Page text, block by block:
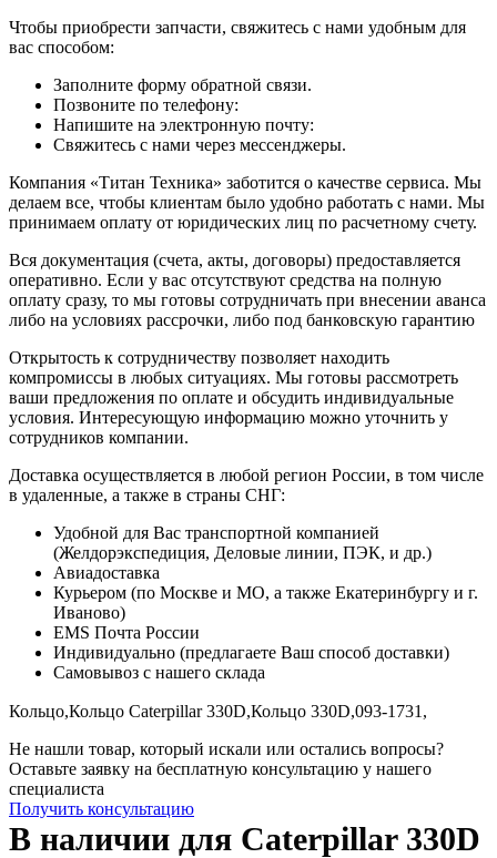
Чтобы приобрести запчасти, свяжитесь с нами удобным для
вас способом:
Заполните форму обратной связи.
Позвоните по телефону:
Напишите на электронную почту:
Свяжитесь с нами через мессенджеры.
Компания «Титан Техника» заботится о качестве сервиса. Мы
делаем все, чтобы клиентам было удобно работать с нами. Мы
принимаем оплату от юридических лиц по расчетному счету.
Вся документация (счета, акты, договоры) предоставляется
оперативно. Если у вас отсутствуют средства на полную
оплату сразу, то мы готовы сотрудничать при внесении аванса
либо на условиях рассрочки, либо под банковскую гарантию
Открытость к сотрудничеству позволяет находить
компромиссы в любых ситуациях. Мы готовы рассмотреть
ваши предложения по оплате и обсудить индивидуальные
условия. Интересующую информацию можно уточнить у
сотрудников компании.
Доставка осуществляется в любой регион России, в том числе
в удаленные, а также в страны СНГ:
Удобной для Вас транспортной компанией
(Желдорэкспедиция, Деловые линии, ПЭК, и др.)
Авиадоставка
Курьером (по Москве и МО, а также Екатеринбургу и г.
Иваново)
EMS Почта России
Индивидуально (предлагаете Ваш способ доставки)
Самовывоз с нашего склада
Кольцо,Кольцо Caterpillar 330D,Кольцо 330D,093-1731,
Не нашли товар, который искали или остались вопросы?
Оставьте заявку на бесплатную консультацию у нашего
специалиста
Получить консультацию
В наличии для Caterpillar 330D